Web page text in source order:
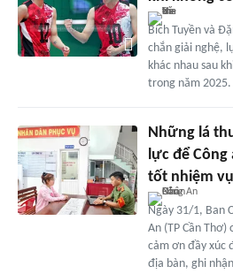
Bích Tuyền và
chắn giải nghệ,
khác nhau sau
trong năm 2025.
Những lá
lực để
tốt nhiệm vụ
Ngày 31/1, Ban
An (TP Cần
cảm ơn đầy xúc
địa bàn, ghi